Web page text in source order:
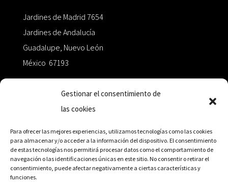
Gestionar el consentimiento de
las cookies
Para ofrecer las mejores experiencias, utilizamos tecnologías como las cookies
para almacenar y/o acceder a la información del dispositivo. El consentimiento
de estas tecnologías nos permitirá procesar datos como el comportamiento de
navegación o las identificaciones únicas en este sitio. No consentir o retirar el
consentimiento, puede afectar negativamente a ciertas características y
funciones.
Jardines de Madrid 7654
Jardines de Andalucía
Guadalupe, Nuevo León
México 67193
+52 811.499.5638
RED DE DISTRIBUCIÓN